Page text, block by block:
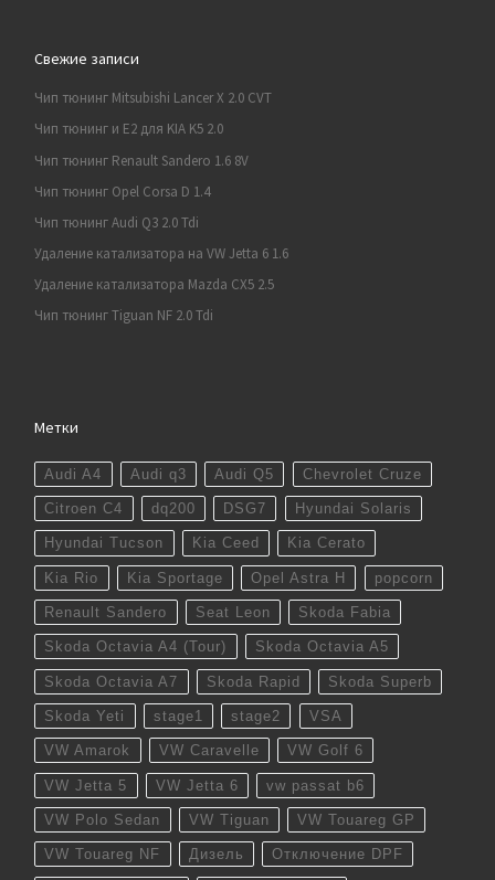
Свежие записи
Чип тюнинг Mitsubishi Lancer X 2.0 CVT
Чип тюнинг и E2 для KIA K5 2.0
Чип тюнинг Renault Sandero 1.6 8V
Чип тюнинг Opel Corsa D 1.4
Чип тюнинг Audi Q3 2.0 Tdi
Удаление катализатора на VW Jetta 6 1.6
Удаление катализатора Mazda CX5 2.5
Чип тюнинг Tiguan NF 2.0 Tdi
Метки
Audi A4 Audi q3 Audi Q5 Chevrolet Cruze
Citroen C4 dq200 DSG7 Hyundai Solaris
Hyundai Tucson Kia Ceed Kia Cerato
Kia Rio Kia Sportage Opel Astra H popcorn
Renault Sandero Seat Leon Skoda Fabia
Skoda Octavia A4 (Tour) Skoda Octavia A5
Skoda Octavia A7 Skoda Rapid Skoda Superb
Skoda Yeti stage1 stage2 VSA
VW Amarok VW Caravelle VW Golf 6
VW Jetta 5 VW Jetta 6 vw passat b6
VW Polo Sedan VW Tiguan VW Touareg GP
VW Touareg NF Дизель Отключение DPF